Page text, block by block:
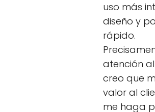
uso más
diseño y
rápido.
atención
creo que
valor al
me haga